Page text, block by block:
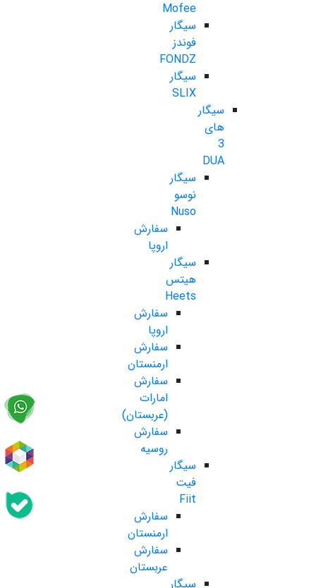
Mofee
سیگار
فوندز
FONDZ
سیگار
SLIX
سیگار
های
3
DUA
سیگار
نوسو
Nuso
سفارش
اروپا
سیگار
هیتس
Heets
سفارش
اروپا
سفارش
ارمنستان
سفارش
امارات
(عربستان)
سفارش
روسیه
سیگار
فیت
Fiit
سفارش
ارمنستان
سفارش
عربستان
سیگار